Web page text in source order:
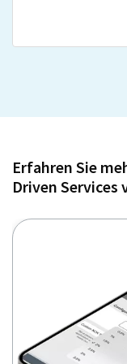
Erfahren Sie
Driven Services